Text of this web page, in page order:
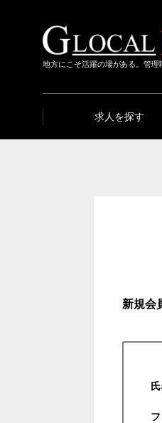
地方にこそ活躍の場がある。管
求人を探す
新規会